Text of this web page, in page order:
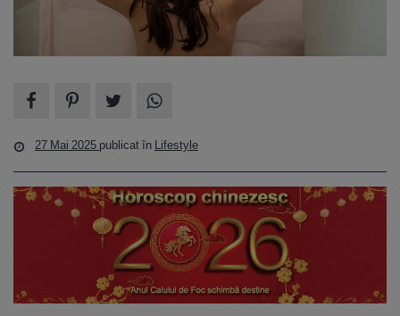
27 Mai 2025 publicat în Lifestyle